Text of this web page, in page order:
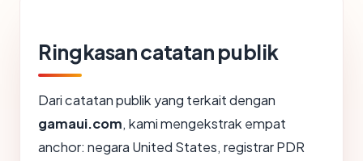
Ringkasan catatan publik
Dari catatan publik yang terkait dengan
gamaui.com, kami mengekstrak empat
anchor: negara United States, registrar PDR